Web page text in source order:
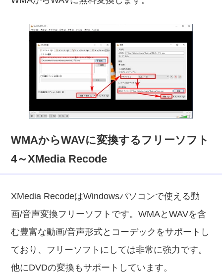
WMAからWAVに変換するフリーソフト
4～XMedia Recode
XMedia RecodeはWindowsパソコンで使える動
画/音声変換フリーソフトです。WMAとWAVを含
む豊富な動画/音声形式とコーデックをサポートし
ており、フリーソフトにしては非常に強力です。
他にDVDの変換もサポートしています。